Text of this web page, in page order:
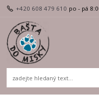
+420 608 479 610 po - pá